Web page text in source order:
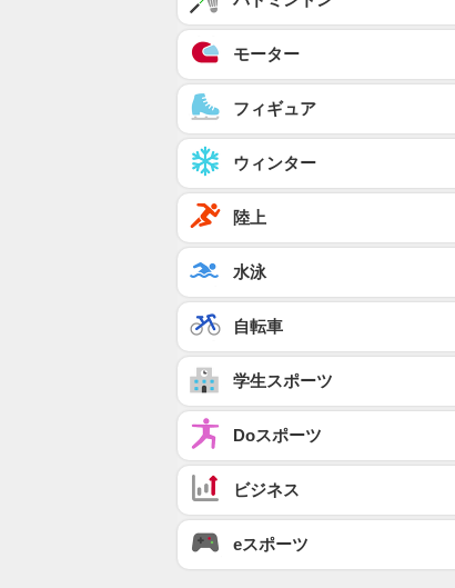
モーター
フィギュア
ウィンター
陸上
水泳
自転車
学生スポーツ
Doスポーツ
ビジネス
eスポーツ